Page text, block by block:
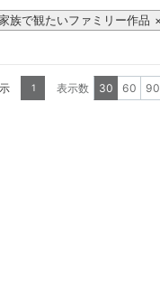
族で観たいファミリー作品
1 表示数 30 60 90